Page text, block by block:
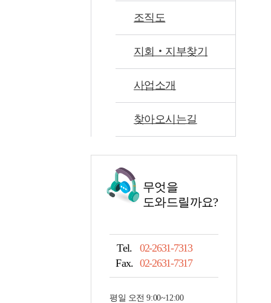
조직도
지회‧지부찾기
사업소개
찾아오시는길
무엇을
도와드릴까요?
Tel.
02-2631-7313
Fax. 02-2631-7317
평일 오전 9:00~12:00